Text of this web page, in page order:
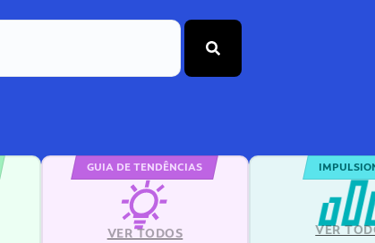
GUIA DE TENDÊNCIAS
VER TODOS VER